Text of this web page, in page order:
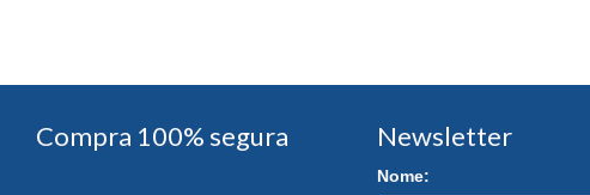
Compra 100% segura Newsletter
Nome: